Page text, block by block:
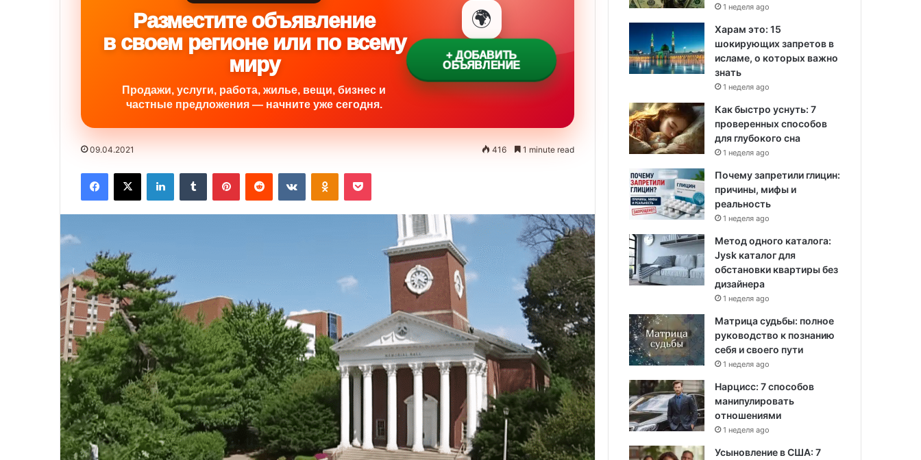
Разместите объявление
в своем регионе или по всему
миру
Продажи, услуги, работа, жилье, вещи, бизнес и
частные предложения — начните уже сегодня.
🌍
+ ДОБАВИТЬ
ОБЪЯВЛЕНИЕ
09.04.2021 416 1 minute read
1 неделя ago
Харам это: 15
шокирующих запретов в
исламе, о которых важно
знать
1 неделя ago
Как быстро уснуть: 7
проверенных способов
для глубокого сна
1 неделя ago
Почему запретили глицин:
причины, мифы и
реальность
1 неделя ago
Метод одного каталога:
Jysk каталог для
обстановки квартиры без
дизайнера
1 неделя ago
Матрица судьбы: полное
руководство к познанию
себя и своего пути
1 неделя ago
Нарцисс: 7 способов
манипулировать
отношениями
1 неделя ago
Усыновление в США: 7